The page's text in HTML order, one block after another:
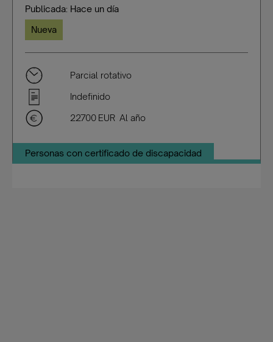
Publicada: Hace un día
Nueva
Parcial rotativo
Indefinido
22700 EUR Al año
Personas con certificado de discapacidad